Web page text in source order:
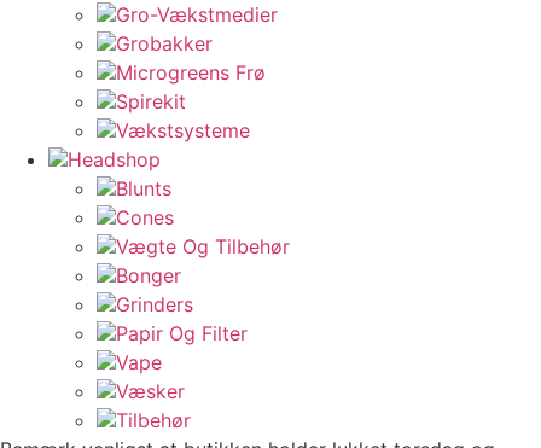
Gro-Vækstmedier
Grobakker
Microgreens Frø
Spirekit
Vækstsysteme
Headshop
Blunts
Cones
Vægte Og Tilbehør
Bonger
Grinders
Papir Og Filter
Vape
Væsker
Tilbehør